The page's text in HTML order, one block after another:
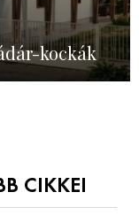
kockák
CIKKEI